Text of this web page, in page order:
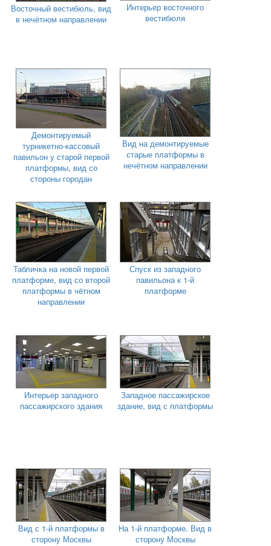
Восточный вестибюль, вид
в нечётном направлении
Интерьер восточного
вестибюля
Демонтируемый
турникетно-кассовый
павильон у старой первой
платформы, вид со
стороны городан
Вид на демонтируемые
старые платформы в
нечётном направлении
Табличка на новой первой
платформе, вид со второй
платформы в чётном
направлении
Спуск из западного
павильона к 1-й
платформе
Интерьер западного
пассажирского здания
Западное пассажирское
здание, вид с платформы
Вид с 1-й платформы в
сторону Москвы
На 1-й платформе. Вид в
сторону Москвы